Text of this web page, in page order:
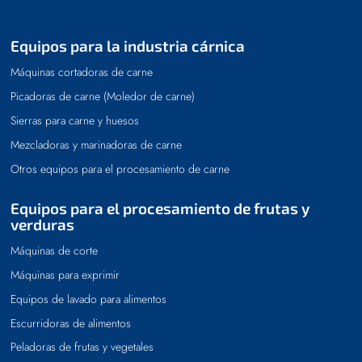
Equipos para la industria cárnica
Máquinas cortadoras de carne
Picadoras de carne (Moledor de carne)
Sierras para carne y huesos
Mezcladoras y marinadoras de carne
Otros equipos para el procesamiento de carne
Equipos para el procesamiento de frutas y
verduras
Máquinas de corte
Máquinas para exprimir
Equipos de lavado para alimentos
Escurridoras de alimentos
Peladoras de frutas y vegetales